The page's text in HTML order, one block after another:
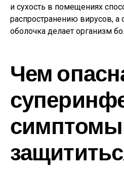
и сухость в помещениях
распространению вирусов, а
оболочка делает организм
Чем
симптомы